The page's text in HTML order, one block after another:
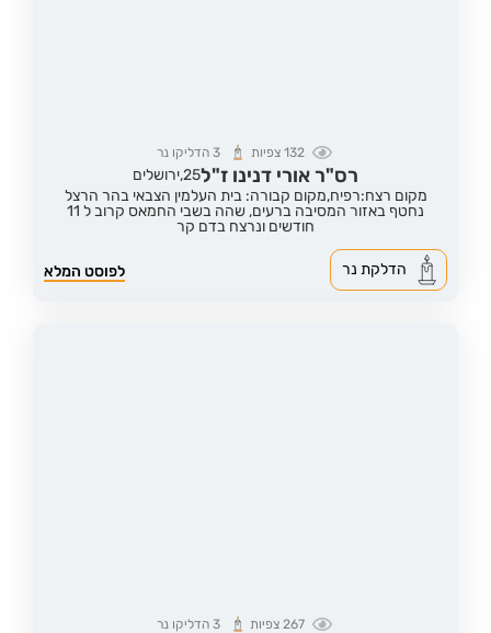
132 צפיות 3הדליקו נר
רס"ר אורי דנינו ז"ל25,ירושלים
מקום רצח:רפיח,מקום קבורה: בית העלמין הצבאי בהר הרצל
נחטף באזור המסיבה ברעים, שהה בשבי החמאס קרוב ל 11
חודשים ונרצח בדם קר
לפוסט המלא הדלקת נר
267צפיות 3 הדליקו נר